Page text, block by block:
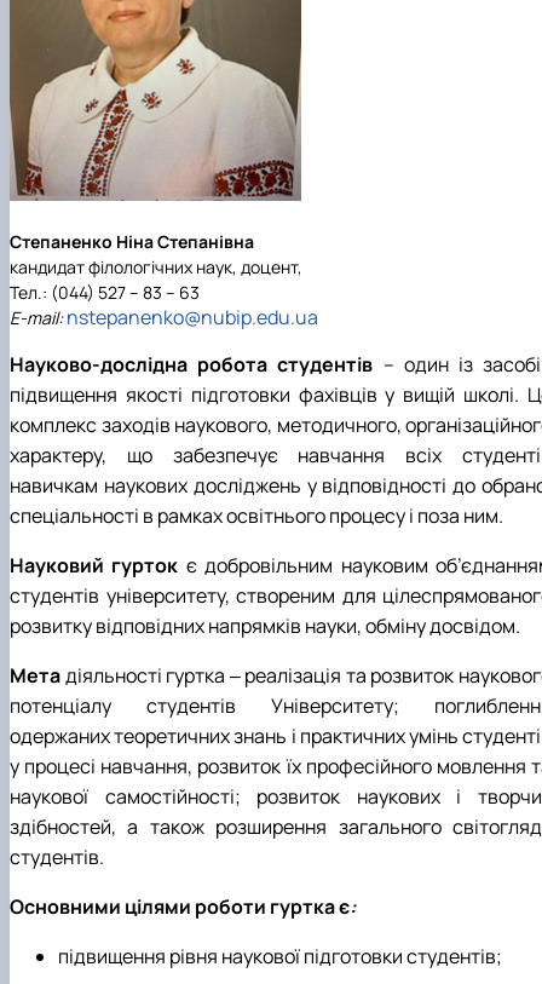
Степаненко Ніна Степанівна
кандидат філологічних наук, доцент,
Тел.: (044) 527 – 83 – 63
Е-mail:nstepanenko@nubip.edu.ua
Науково-дослідна робота студентів – один із
підвищення якості підготовки фахівців у вищій школі.
комплекс заходів наукового, методичного,
характеру, що забезпечує навчання всіх
навичкам наукових досліджень у відповідності до
спеціальності в рамках освітнього процесу і поза ним.
Науковий гурток є добровільним науковим
студентів університету, створеним для
розвитку відповідних напрямків науки, обміну досвідом.
Метадіяльності гуртка ‒ реалізація та розвиток
потенціалу студентів Університету;
одержаних теоретичних знань і практичних умінь
у процесі навчання, розвиток їх професійного мовлення
наукової самостійності; розвиток наукових і
здібностей, а також розширення загального
студентів.
Основними цілями роботи гуртка є:
підвищення рівня наукової підготовки студентів;